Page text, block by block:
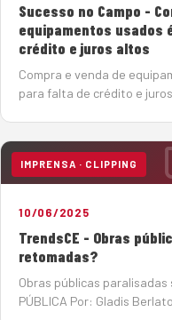
Sucesso no Campo -
equipamentos usados
crédito e juros altos
Compra e venda de
para falta de crédito e
soluções de créd…
IMPRENSA · CLIPPING
10/06/2025
TrendsCE - Obras
retomadas?
Obras públicas paralisadas
PÚBLICA Por: Gladis